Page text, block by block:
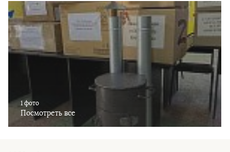
1 фото
Посмотреть все